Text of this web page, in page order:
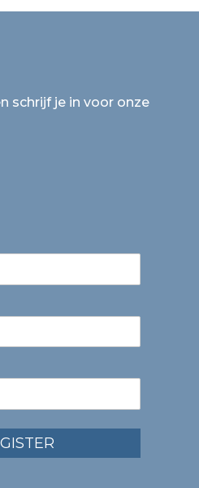
schrijf je in voor onze